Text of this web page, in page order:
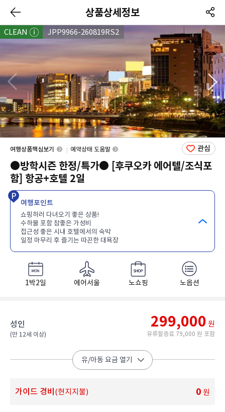
상품상세정보
CLEAN JPP9966-260819RS2
여행상품핵심보기 예약상태 도움말
●방학시즌 한정/특가● [후쿠오카 에어텔/조식포
함] 항공+호텔 2일
여행포인트
쇼핑하러 다녀오기 좋은 상품!
수하물 포함 참좋은 가성비
접근성 좋은 시내 호텔에서의 숙박
일정 마무리 후 즐기는 따끈한 대욕장
1박2일 에어서울 노쇼핑 노옵션
관심
성인
(만 12세 이상)​
299,000 원
유류할증료 79,000 원 포함
유/아동 요금 열기
가이드 경비 (현지지불) 0 원